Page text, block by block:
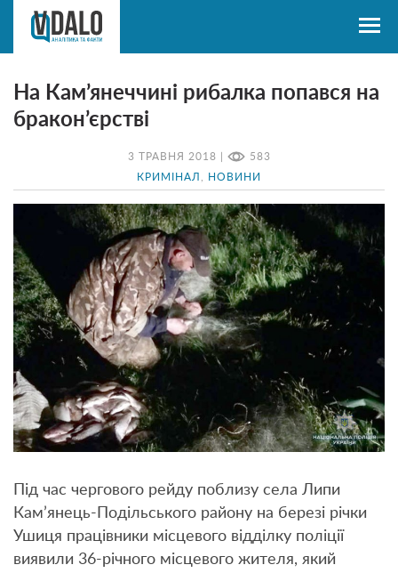
3 ТРАВНЯ 2018 | 583
КРИМІНАЛ НОВИНИ
На Кам’янеччині рибалка попався на
бракон’єрстві
Під час чергового рейду поблизу села Липи
Кам’янець-Подільського району на березі річки
Ушиця працівники місцевого відділку поліції
виявили 36-річного місцевого жителя, який